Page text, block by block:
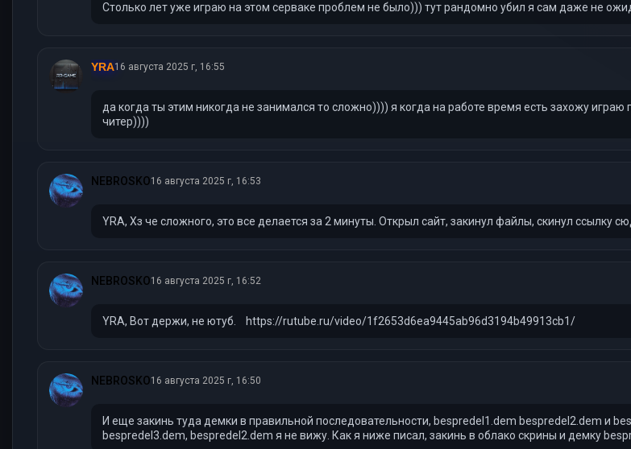
Столько лет уже играю на этом серваке проблем не было))) тут рандомно убил я сам даже не
YRA16 августа 2025 г, 16:55
да когда ты этим никогда не занимался то сложно)))) я когда на работе время есть захожу играю
читер))))
NEBROSKO16 августа 2025 г, 16:53
YRA, Хз че сложного, это все делается за 2 минуты. Открыл сайт, закинул файлы, скинул ссылку
NEBROSKO16 августа 2025 г, 16:52
YRA, Вот держи, не ютуб. https://rutube.ru/video/1f2653d6ea9445ab96d3194b49913cb1/
NEBROSKO16 августа 2025 г, 16:50
И еще закинь туда демки в правильной последовательности, bespredel1.dem bespredel2.dem и
bespredel3.dem, bespredel2.dem я не вижу. Как я ниже писал, закинь в облако скрины и демку